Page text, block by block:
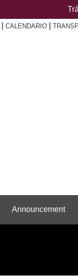
CALENDARIO
Announcement